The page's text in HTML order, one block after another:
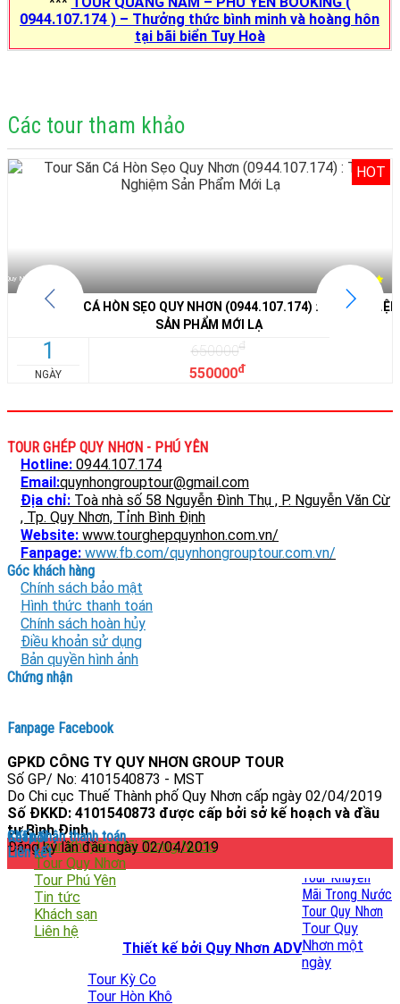
0944.107.174 ) – Thưởng thức bình minh và hoàng hôn
tại bãi biển Tuy Hoà
Các tour tham khảo
HOT
Quy Nhơn
TOUR SĂN CÁ HÒN SẸO QUY NHƠN (0944.107.174) : TRÃI NGHIỆM
SẢN PHẨM MỚI LẠ
1
NGÀY
650000đ
550000đ
TOUR GHÉP QUY NHƠN - PHÚ YÊN
Hotline: 0944.107.174
Email:quynhongrouptour@gmail.com
Địa chỉ: Toà nhà số 58 Nguyễn Đình Thụ , P. Nguyễn Văn Cừ
, Tp. Quy Nhơn, Tỉnh Bình Định
Website: www.tourghepquynhon.com.vn/
Fanpage: www.fb.com/quynhongrouptour.com.vn/
Góc khách hàng
Chính sách bảo mật
Hình thức thanh toán
Chính sách hoàn hủy
Điều khoản sử dụng
Bản quyền hình ảnh
Chứng nhận
Fanpage Facebook
GPKD CÔNG TY QUY NHƠN GROUP TOUR
Số GP/ No: 4101540873 - MST
Do Chi cục Thuế Thành phố Quy Nhơn cấp ngày 02/04/2019
Số ĐKKD: 4101540873 được cấp bởi sở kế hoạch và đầu
tư Bình Định.
Đăng ký lần đầu ngày 02/04/2019
Kết nối
Chấp nhận thanh toán
Liên kếtTour Khuyến Mãi Trong Nước
Tour Quy Nhơn
Tour Phú Yên
Tin tức
Khách sạn
Liên hệ
Thiết kế bởi Quy Nhơn ADV
Tour Khuyến
Mãi Trong Nước
Tour Quy Nhơn
Tour Quy
Nhơn một
ngày
Tour Kỳ Co
Tour Hòn Khô